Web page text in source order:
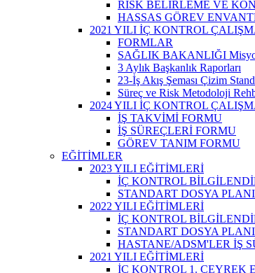
RİSK BELİRLEME VE
HASSAS GÖREV
2021 YILI İÇ KONTROL
FORMLAR
SAĞLIK BAKANLIĞI
3 Aylık Başkanlık Raporları
23-İş Akış Şeması Çizim
Süreç ve Risk Metodoloji
2024 YILI İÇ KONTROL
İŞ TAKVİMİ FORMU
İŞ SÜREÇLERİ FORMU
GÖREV TANIM FORMU
EĞİTİMLER
2023 YILI EĞİTİMLERİ
İÇ KONTROL
STANDART DOSYA
2022 YILI EĞİTİMLERİ
İÇ KONTROL
STANDART DOSYA
HASTANE/ADSM'LER İŞ
2021 YILI EĞİTİMLERİ
İÇ KONTROL 1. ÇEYREK